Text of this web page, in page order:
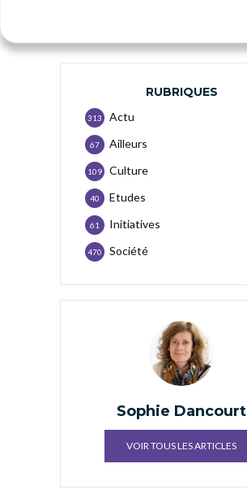
RUBRIQUES
Actu
313
Ailleurs
67
Culture
109
Etudes
40
Initiatives
61
Société
470
Sophie Dancourt
VOIR TOUS LES ARTICLES